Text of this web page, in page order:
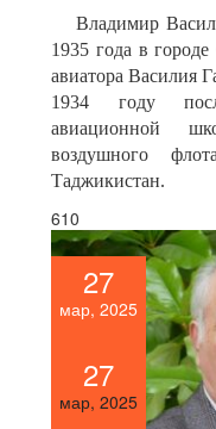
Владимир
1935 года в
авиатора Василия
1934 году
авиационной
воздушного
Таджикистан.
610
27
мар, 2025
27
мар, 2025